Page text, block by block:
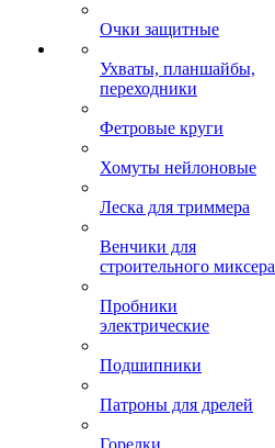
Очки защитные
Ухваты, планшайбы,
переходники
Фетровые круги
Хомуты нейлоновые
Леска для триммера
Венчики для
строительного миксера
Пробники
электрические
Подшипники
Патроны для дрелей
Горелки